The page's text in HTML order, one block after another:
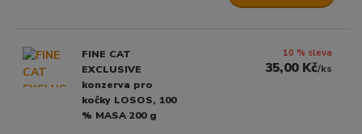
FINE CAT
EXCLUSIVE
konzerva pro
kočky LOSOS, 100
% MASA 200 g
10 % sleva
35,00 Kč/ks